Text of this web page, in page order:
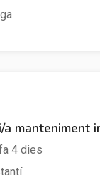
a manteniment
4 dies